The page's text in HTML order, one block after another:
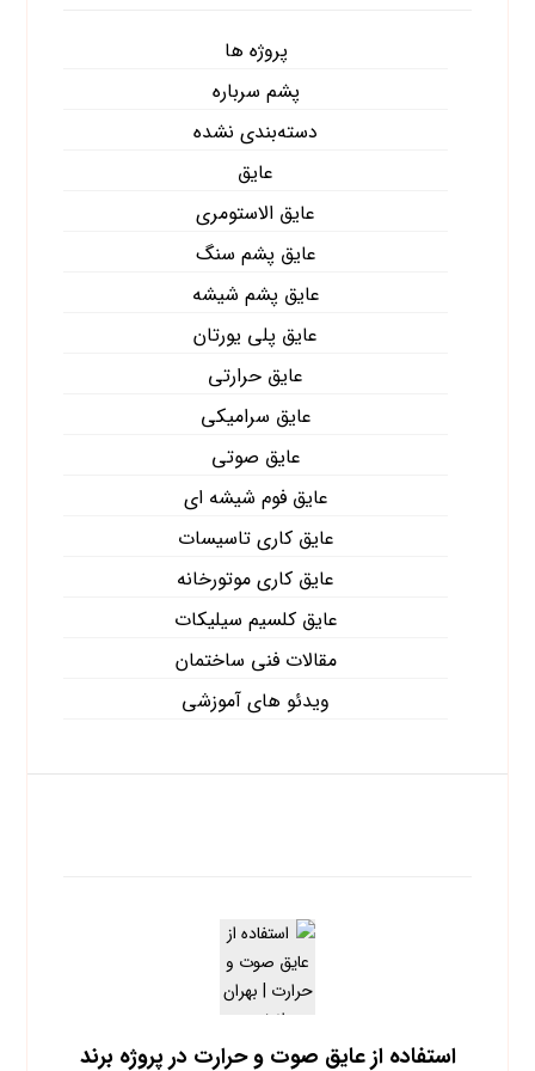
پروژه ها
پشم سرباره
دسته‌بندی نشده
عایق
عایق الاستومری
عایق پشم سنگ
عایق پشم شیشه
عایق پلی یورتان
عایق حرارتی
عایق سرامیکی
عایق صوتی
عایق فوم شیشه ای
عایق کاری تاسیسات
عایق کاری موتورخانه
عایق کلسیم سیلیکات
مقالات فنی ساختمان
ویدئو های آموزشی
استفاده از عایق صوت و حرارت در پروژه برند